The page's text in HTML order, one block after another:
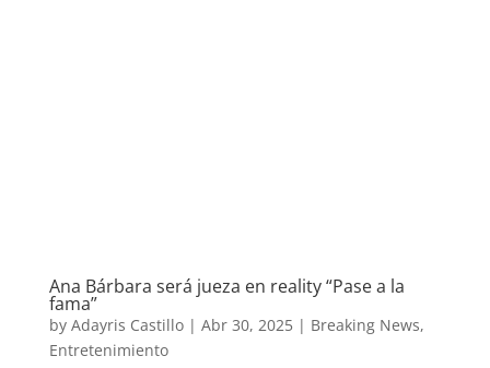
Ana Bárbara será jueza en reality “Pase a la
fama”
by Adayris Castillo| Abr 30, 2025| Breaking News,
Entretenimiento